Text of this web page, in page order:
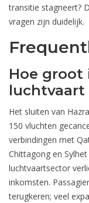
transitie stagneert?
vragen zijn duidelijk.
Hoe groot
luchtvaart
Het sluiten van
150 vluchten
verbindingen met
Chittagong en
luchtvaartsector
inkomsten.
terugkeren; veel